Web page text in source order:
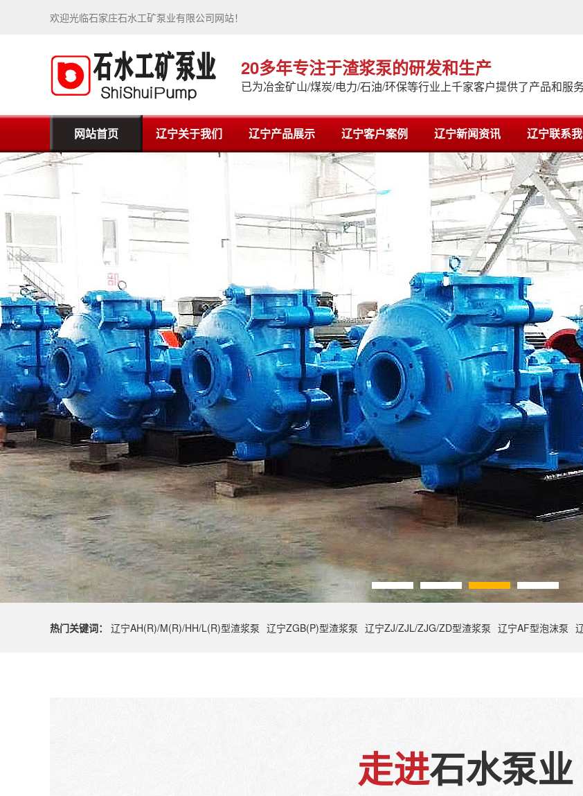
欢迎光临石家庄石水工矿泵业有限公司网站！
20多年专注于渣浆泵的研发和生产
已为冶金矿山/煤炭/电力/石油/环保等行业上千家客户提供了产品和服
网站首页 辽宁关于我们 辽宁产品展示 辽宁客户案例 辽宁新闻资讯 辽宁联系
热门关键词： 辽宁AH(R)/M(R)/HH/L(R)型渣浆泵 辽宁ZGB(P)型渣浆泵 辽宁ZJ/ZJL/ZJG/ZD型渣浆泵 辽宁AF型泡沫泵
走进石水泵业